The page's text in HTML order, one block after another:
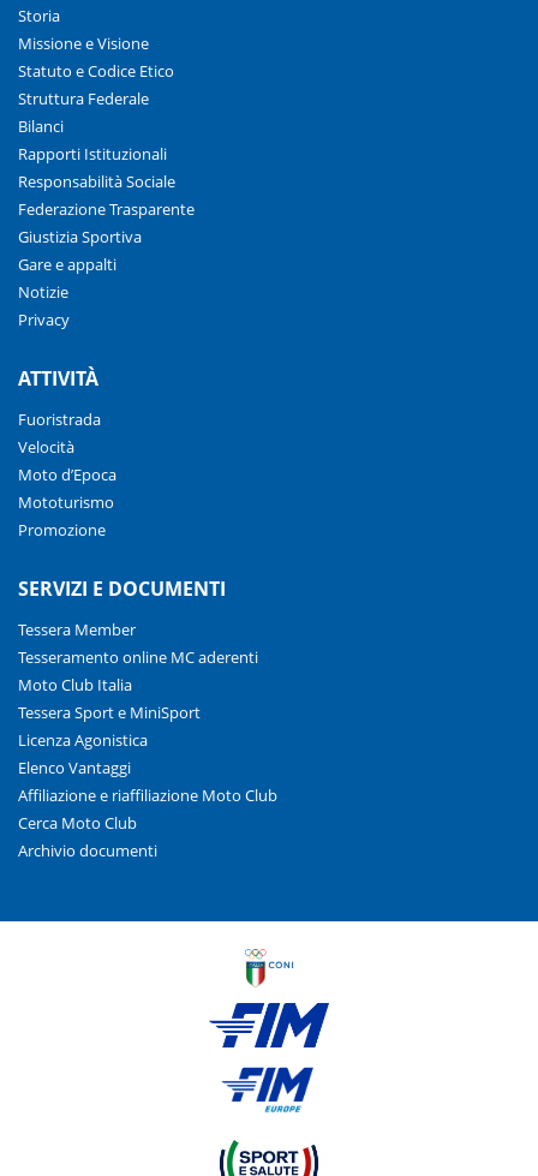
Storia
Missione e Visione
Statuto e Codice Etico
Struttura Federale
Bilanci
Rapporti Istituzionali
Responsabilità Sociale
Federazione Trasparente
Giustizia Sportiva
Gare e appalti
Notizie
Privacy
ATTIVITÀ
Fuoristrada
Velocità
Moto d’Epoca
Mototurismo
Promozione
SERVIZI E DOCUMENTI
Tessera Member
Tesseramento online MC aderenti
Moto Club Italia
Tessera Sport e MiniSport
Licenza Agonistica
Elenco Vantaggi
Affiliazione e riaffiliazione Moto Club
Cerca Moto Club
Archivio documenti